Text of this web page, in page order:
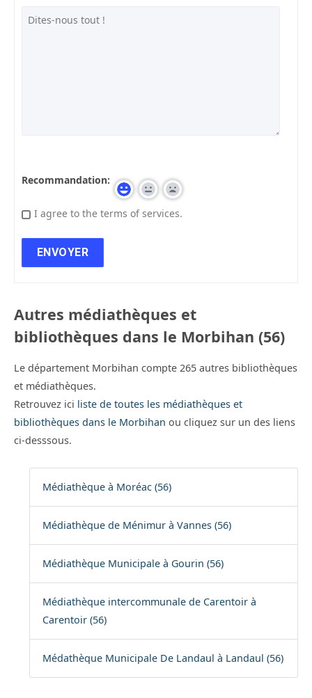
Recommandation:
I agree to the terms of services.
Autres médiathèques et
bibliothèques dans le Morbihan (56)
Le département Morbihan compte 265 autres bibliothèques
et médiathèques.
Retrouvez ici liste de toutes les médiathèques et
bibliothèques dans le Morbihan ou cliquez sur un des liens
ci-desssous.
Médiathèque à Moréac (56)
Médiathèque de Ménimur à Vannes (56)
Médiathèque Municipale à Gourin (56)
Médiathèque intercommunale de Carentoir à
Carentoir (56)
Médathèque Municipale De Landaul à Landaul (56)